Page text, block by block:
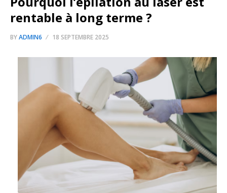
rentable à long terme ?
BYADMIN6 18 SEPTEMBRE 2025